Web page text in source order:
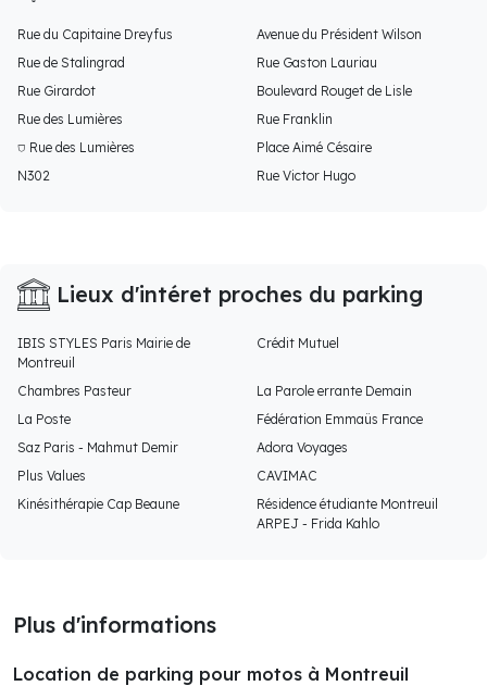
Rue du Capitaine Dreyfus
Avenue du Président Wilson
Rue de Stalingrad
Rue Gaston Lauriau
Rue Girardot
Boulevard Rouget de Lisle
Rue des Lumières
Rue Franklin
⛉ Rue des Lumières
Place Aimé Césaire
N302
Rue Victor Hugo
Lieux d'intéret proches du parking
IBIS STYLES Paris Mairie de
Montreuil
Crédit Mutuel
Chambres Pasteur
La Parole errante Demain
La Poste
Fédération Emmaüs France
Saz Paris - Mahmut Demir
Adora Voyages
Plus Values
CAVIMAC
Kinésithérapie Cap Beaune
Résidence étudiante Montreuil
ARPEJ - Frida Kahlo
Plus d'informations
Location de parking pour motos à Montreuil